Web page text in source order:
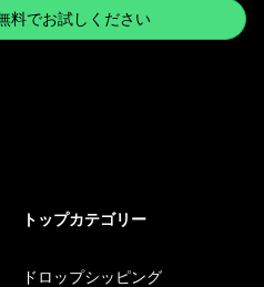
料でお試しください
トップカテゴリー
ドロップシッピング